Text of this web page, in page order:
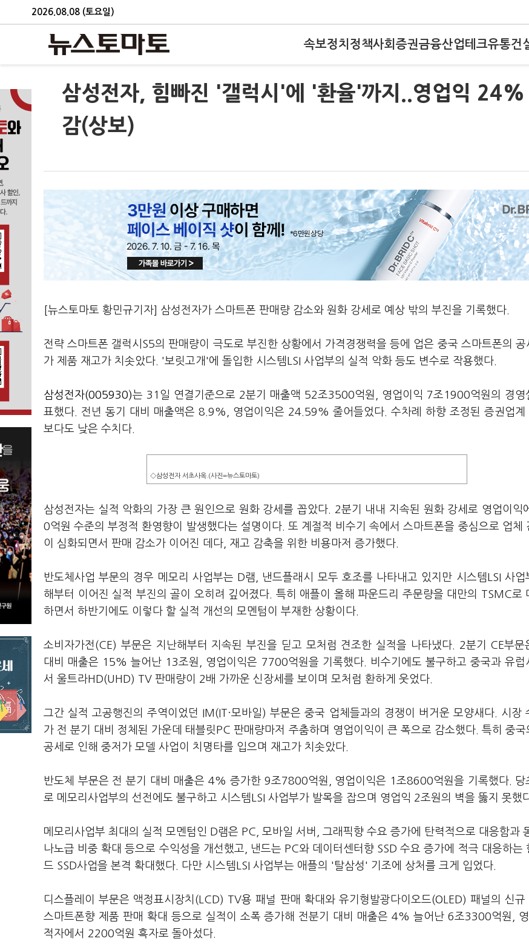
2026.08.08 (토요일)
속보정치 정책사회 증권금융산업테크유통건
삼성전자, 힘빠진 '갤럭시'에 '환율'까지..영업익 24%
감(상보)
[뉴스토마토 황민규기자] 삼성전자가 스마트폰 판매량 감소와 원화 강세로 예상 밖의 부진을 기록했다.
전략 스마트폰 갤럭시S5의 판매량이 극도로 부진한 상황에서 가격경쟁력을 등에 업은 중국 스마트폰의 공
가 제품 재고가 치솟았다. '보릿고개'에 돌입한 시스템LSI 사업부의 실적 악화 등도 변수로 작용했다.
삼성전자(005930)는 31일 연결기준으로 2분기 매출액 52조3500억원, 영업이익 7조1900억원의 경영
표했다. 전년 동기 대비 매출액은 8.9%, 영업이익은 24.59% 줄어들었다. 수차례 하향 조정된 증권업계
보다도 낮은 수치다.
◇삼성전자 서초사옥.(사진=뉴스토마토)
삼성전자는 실적 악화의 가장 큰 원인으로 원화 강세를 꼽았다. 2분기 내내 지속된 원화 강세로 영업이익
0억원 수준의 부정적 환영향이 발생했다는 설명이다. 또 계절적 비수기 속에서 스마트폰을 중심으로 업체
이 심화되면서 판매 감소가 이어진 데다, 재고 감축을 위한 비용마저 증가했다.
반도체사업 부문의 경우 메모리 사업부는 D램, 낸드플래시 모두 호조를 나타내고 있지만 시스템LSI 사업
해부터 이어진 실적 부진의 골이 오히려 깊어졌다. 특히 애플이 올해 파운드리 주문량을 대만의 TSMC로
하면서 하반기에도 이렇다 할 실적 개선의 모멘텀이 부재한 상황이다.
소비자가전(CE) 부문은 지난해부터 지속된 부진을 딛고 모처럼 견조한 실적을 나타냈다. 2분기 CE부문
대비 매출은 15% 늘어난 13조원, 영업이익은 7700억원을 기록했다. 비수기에도 불구하고 중국과 유럽
서 울트라HD(UHD) TV 판매량이 2배 가까운 신장세를 보이며 모처럼 환하게 웃었다.
그간 실적 고공행진의 주역이었던 IM(IT·모바일) 부문은 중국 업체들과의 경쟁이 버거운 모양새다. 시장
가 전 분기 대비 정체된 가운데 태블릿PC 판매량마저 주춤하며 영업이익이 큰 폭으로 감소했다. 특히 중국
공세로 인해 중저가 모델 사업이 치명타를 입으며 재고가 치솟았다.
반도체 부문은 전 분기 대비 매출은 4% 증가한 9조7800억원, 영업이익은 1조8600억원을 기록했다. 당
로 메모리사업부의 선전에도 불구하고 시스템LSI 사업부가 발목을 잡으며 영업익 2조원의 벽을 뚫지 못했
메모리사업부 최대의 실적 모멘텀인 D램은 PC, 모바일 서버, 그래픽향 수요 증가에 탄력적으로 대응함과
나노급 비중 확대 등으로 수익성을 개선했고, 낸드는 PC와 데이터센터향 SSD 수요 증가에 적극 대응하는
드 SSD사업을 본격 확대했다. 다만 시스템LSI 사업부는 애플의 '탈삼성' 기조에 상처를 크게 입었다.
디스플레이 부문은 액정표시장치(LCD) TV용 패널 판매 확대와 유기형발광다이오드(OLED) 패널의 신규
스마트폰향 제품 판매 확대 등으로 실적이 소폭 증가해 전분기 대비 매출은 4% 늘어난 6조3300억원,
적자에서 2200억원 흑자로 돌아섰다.